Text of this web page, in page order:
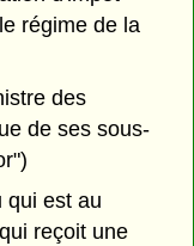
régime de la
des
de ses sous-
qui est au
reçoit une